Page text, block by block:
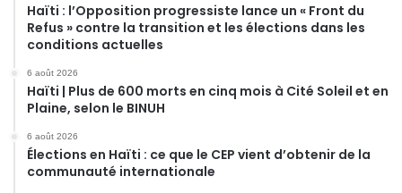
Haïti : l’Opposition progressiste lance un « Front du
Refus » contre la transition et les élections dans les
conditions actuelles
6 août 2026
Haïti | Plus de 600 morts en cinq mois à Cité Soleil et en
Plaine, selon le BINUH
6 août 2026
Élections en Haïti : ce que le CEP vient d’obtenir de la
communauté internationale